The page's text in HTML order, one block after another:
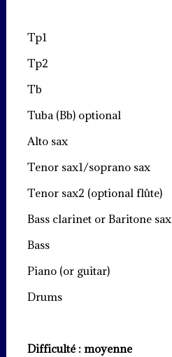
Tp1
Tp2
Tb
Tuba (Bb) optional
Alto sax
Tenor sax1/soprano sax
Tenor sax2 (optional flûte)
Bass clarinet or Baritone sax
Bass
Piano (or guitar)
Drums
Difficulté : moyenne